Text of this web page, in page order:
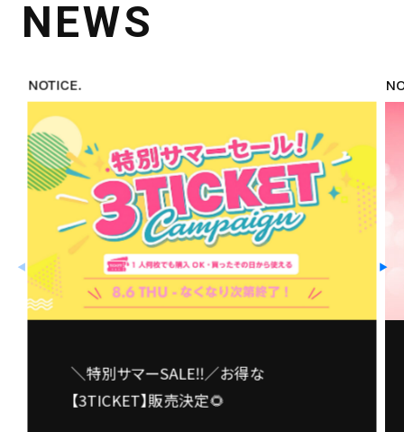
NEWS
◀ ▶
NOTICE.
＼特別サマーSALE‼️／お得な
【3TICKET】販売決定🌻